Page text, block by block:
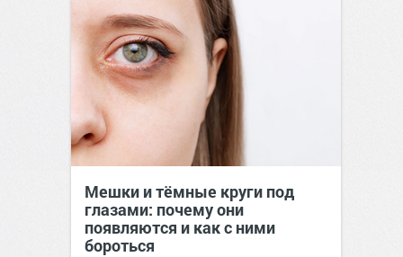
Мешки и тёмные круги под
глазами: почему они
появляются и как с ними
бороться